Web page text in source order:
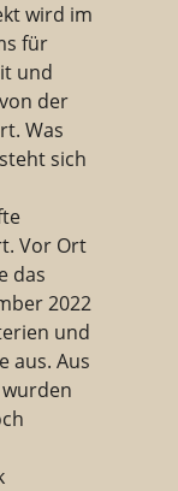
wird im
für
und
der
Was
sich
Vor Ort
das
2022
und
aus. Aus